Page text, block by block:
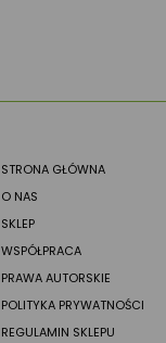
STRONA GŁÓWNA
O NAS
SKLEP
WSPÓŁPRACA
PRAWA AUTORSKIE
POLITYKA PRYWATNOŚCI
REGULAMIN SKLEPU